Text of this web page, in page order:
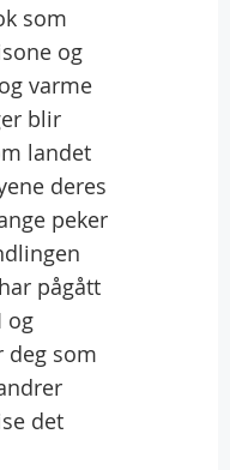
som
og
varme
blir
landet
deres
peker
pågått
og
deg som
det